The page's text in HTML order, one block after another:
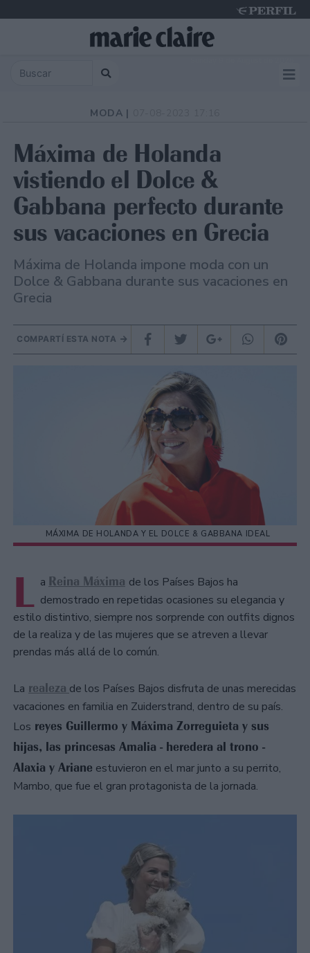
MODA |
Máxima de Holanda
vistiendo el Dolce &
Gabbana perfecto durante
sus vacaciones en Grecia
Máxima de Holanda impone moda con un
Dolce & Gabbana durante sus vacaciones en
Grecia
COMPARTÍ ESTA NOTA
MÁXIMA DE HOLANDA Y EL DOLCE & GABBANA IDEAL
L a Reina Máxima de los Países Bajos ha
demostrado en repetidas ocasiones su elegancia y
estilo distintivo, siempre nos sorprende con outfits dignos
de la realiza y de las mujeres que se atreven a llevar
prendas más allá de lo común.
La realeza de los Países Bajos disfruta de unas merecidas
vacaciones en familia en Zuiderstrand, dentro de su país.
Los reyes Guillermo y Máxima Zorreguieta y sus
hijas, las princesas Amalia - heredera al trono -
Alaxia y Ariane estuvieron en el mar junto a su perrito,
Mambo, que fue el gran protagonista de la jornada.